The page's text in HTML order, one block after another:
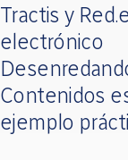
Tractis y
electrónico
Contenidos
ejemplo